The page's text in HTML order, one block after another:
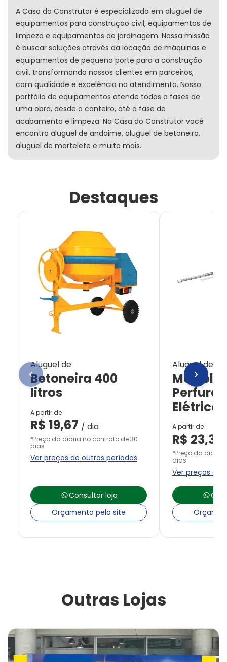
A Casa do Construtor é especializada em aluguel de
equipamentos para construção civil, equipamentos de
limpeza e equipamentos de jardinagem. Nossa missão
é buscar soluções através da locação de máquinas e
equipamentos de pequeno porte para a construção
civil, transformando nossos clientes em parceiros,
com qualidade e excelência no atendimento. Nosso
portfólio de equipamentos atende todas a fases de
uma obra, desde o canteiro, até a fase de
acabamento e limpeza. Na Casa do Construtor você
encontra aluguel de andaime, aluguel de betoneira,
aluguel de martelete e muito mais.
Destaques
Aluguel de
Betoneira 400
litros
A partir de
R$ 19,67 / dia
*Preço da diária no contrato de 30
dias
Ver preços de outros períodos
Consultar loja
Orçamento pelo site
Aluguel de
Elétrico
A partir de
R$ 23,33
*Preço da diária
dias
Ver preços de
Outras Lojas